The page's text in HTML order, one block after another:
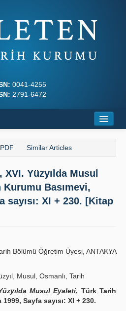
0041-4255
2791-6472
PDF Similar Articles
XVI. Yüzyılda Musul
Basımevi,
sayısı: XI + 230. [Kitap
Bölümü Öğretim Üyesi, ANTAKYA
Musul, Osmanlı, Tarih
Musul Eyaleti, Türk Tarih
Sayfa sayısı: XI + 230.